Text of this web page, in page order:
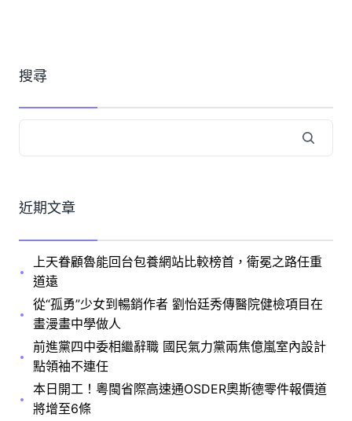
搜尋
近期文章
上天眷顧魯能回台包養網站比較榜首，衛冕之路任重
道遠
從“孤勇”少女到暢銷作者 劉怡廷秀傳醫院健檢項目在
畫漫畫中學做人
前進黨四中委相繼辭職 國民氣力黨兩焦億嵐室內設計
點領袖不連任
本日開工！粵閩省際高速通OSDER奧斯德零件報價道
將增至6條